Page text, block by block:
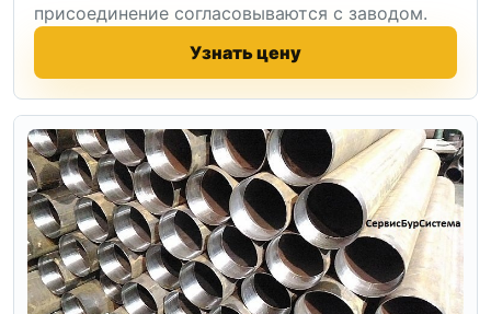
присоединение согласовываются с заводом.
Узнать цену